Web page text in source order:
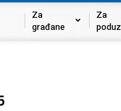
Za
građane
Za